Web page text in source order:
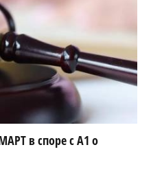
в споре с А1 о